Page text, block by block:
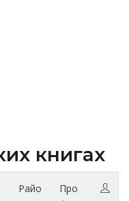
книгах
Райо
Про